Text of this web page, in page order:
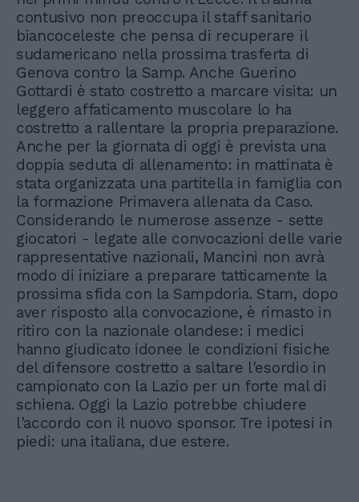
contusivo non preoccupa il staff sanitario
biancoceleste che pensa di recuperare il
sudamericano nella prossima trasferta di
Genova contro la Samp. Anche Guerino
Gottardi è stato costretto a marcare visita: un
leggero affaticamento muscolare lo ha
costretto a rallentare la propria preparazione.
Anche per la giornata di oggi è prevista una
doppia seduta di allenamento: in mattinata è
stata organizzata una partitella in famiglia con
la formazione Primavera allenata da Caso.
Considerando le numerose assenze - sette
giocatori - legate alle convocazioni delle varie
rappresentative nazionali, Mancini non avrà
modo di iniziare a preparare tatticamente la
prossima sfida con la Sampdoria. Stam, dopo
aver risposto alla convocazione, è rimasto in
ritiro con la nazionale olandese: i medici
hanno giudicato idonee le condizioni fisiche
del difensore costretto a saltare l'esordio in
campionato con la Lazio per un forte mal di
schiena. Oggi la Lazio potrebbe chiudere
l'accordo con il nuovo sponsor. Tre ipotesi in
piedi: una italiana, due estere.